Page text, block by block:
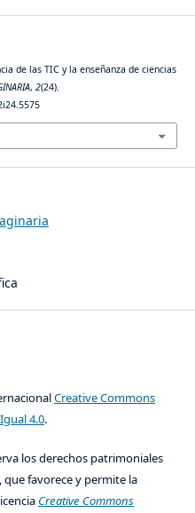
de las TIC y la enseñanza de ciencias
, 2(24).
Creative Commons
4.0.
los derechos patrimoniales
favorece y permite la
Creative Commons